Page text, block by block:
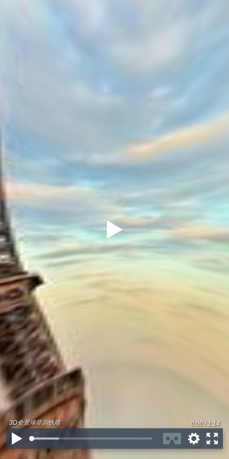
3D全景埃菲尔铁塔 0:00 / 1:14